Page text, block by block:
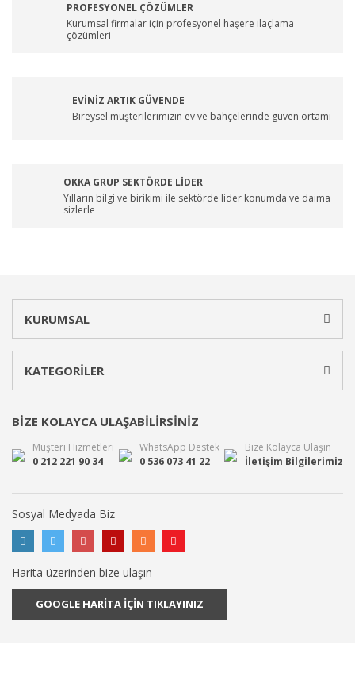
PROFESYONEL ÇÖZÜMLER
Kurumsal firmalar için profesyonel haşere ilaçlama
çözümleri
EVİNİZ ARTIK GÜVENDE
Bireysel müşterilerimizin ev ve bahçelerinde güven ortamı
OKKA GRUP SEKTÖRDE LİDER
Yılların bilgi ve birikimi ile sektörde lider konumda ve daima
sizlerle
KURUMSAL
KATEGORİLER
BİZE KOLAYCA ULAŞABİLİRSİNİZ
Müşteri Hizmetleri
0 212 221 90 34
WhatsApp Destek
0 536 073 41 22
Bize Kolayca Ulaşın
İletişim Bilgilerimiz
Sosyal Medyada Biz
Harita üzerinden bize ulaşın
GOOGLE HARİTA İÇİN TIKLAYINIZ